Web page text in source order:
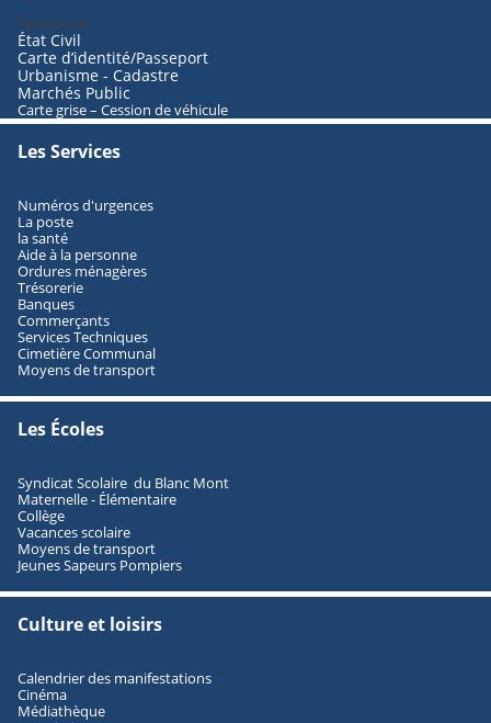
Secrétariat
État Civil
Carte d’identité/Passeport
Urbanisme - Cadastre
Marchés Public
Carte grise – Cession de véhicule
Les Services
Numéros d'urgences
La poste
la santé
Aide à la personne
Ordures ménagères
Trésorerie
Banques
Commerçants
Services Techniques
Cimetière Communal
Moyens de transport
Les Écoles
Syndicat Scolaire du Blanc Mont
Maternelle - Élémentaire
Collège
Vacances scolaire
Moyens de transport
Jeunes Sapeurs Pompiers
Culture et loisirs
Calendrier des manifestations
Cinéma
Médiathèque